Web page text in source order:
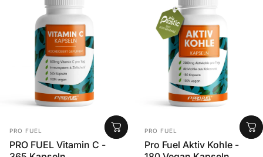
Anbieter:
PRO FUEL
PRO FUEL Vitamin C -
Anbieter:
PRO FUEL
Pro Fuel Aktiv Kohle -